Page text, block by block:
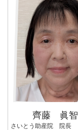
齊藤 眞
さいとう助産院 院長